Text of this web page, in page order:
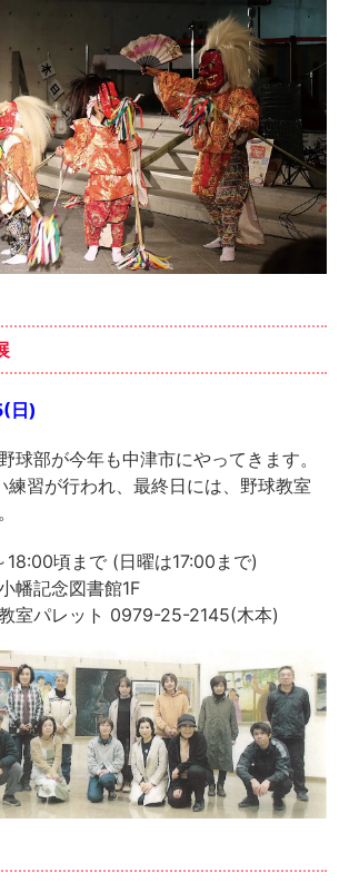
日)
球部が今年も中津市にやってきます。
練習が行われ、最終日には、野球教室
18:00頃まで (日曜は17:00まで)
幡記念図書館1F
教室パレット 0979-25-2145(木本)